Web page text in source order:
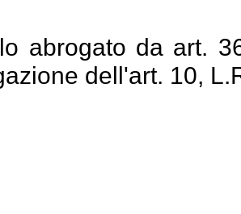
abrogato da art.
dell'art. 10,